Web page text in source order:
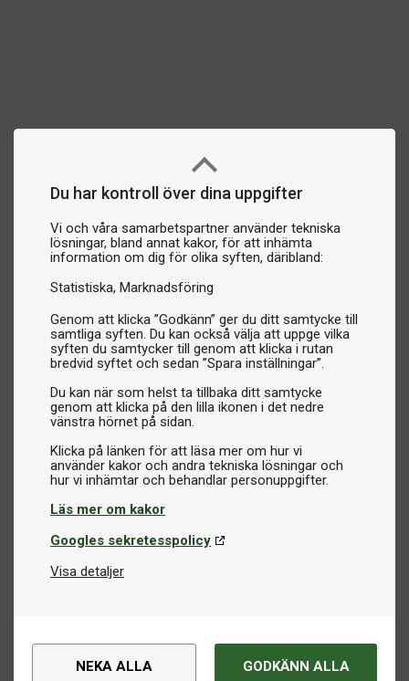
Du har kontroll över dina uppgifter
Vi och våra samarbetspartner använder tekniska
lösningar, bland annat kakor, för att inhämta
information om dig för olika syften, däribland:
Statistiska Marknadsföring
Genom att klicka ”Godkänn” ger du ditt samtycke till
samtliga syften. Du kan också välja att uppge vilka
syften du samtycker till genom att klicka i rutan
bredvid syftet och sedan ”Spara inställningar”.
Du kan när som helst ta tillbaka ditt samtycke
genom att klicka på den lilla ikonen i det nedre
vänstra hörnet på sidan.
Klicka på länken för att läsa mer om hur vi
använder kakor och andra tekniska lösningar och
Läs mer om kakor
Googles sekretesspolicy
Visa detaljer
NEKA ALLA GODKÄNN ALLA